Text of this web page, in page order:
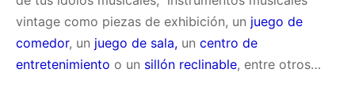
vintage como piezas de exhibición, un juego de
comedor, un juego de sala, un centro de
entretenimiento o un sillón reclinable, entre otros…